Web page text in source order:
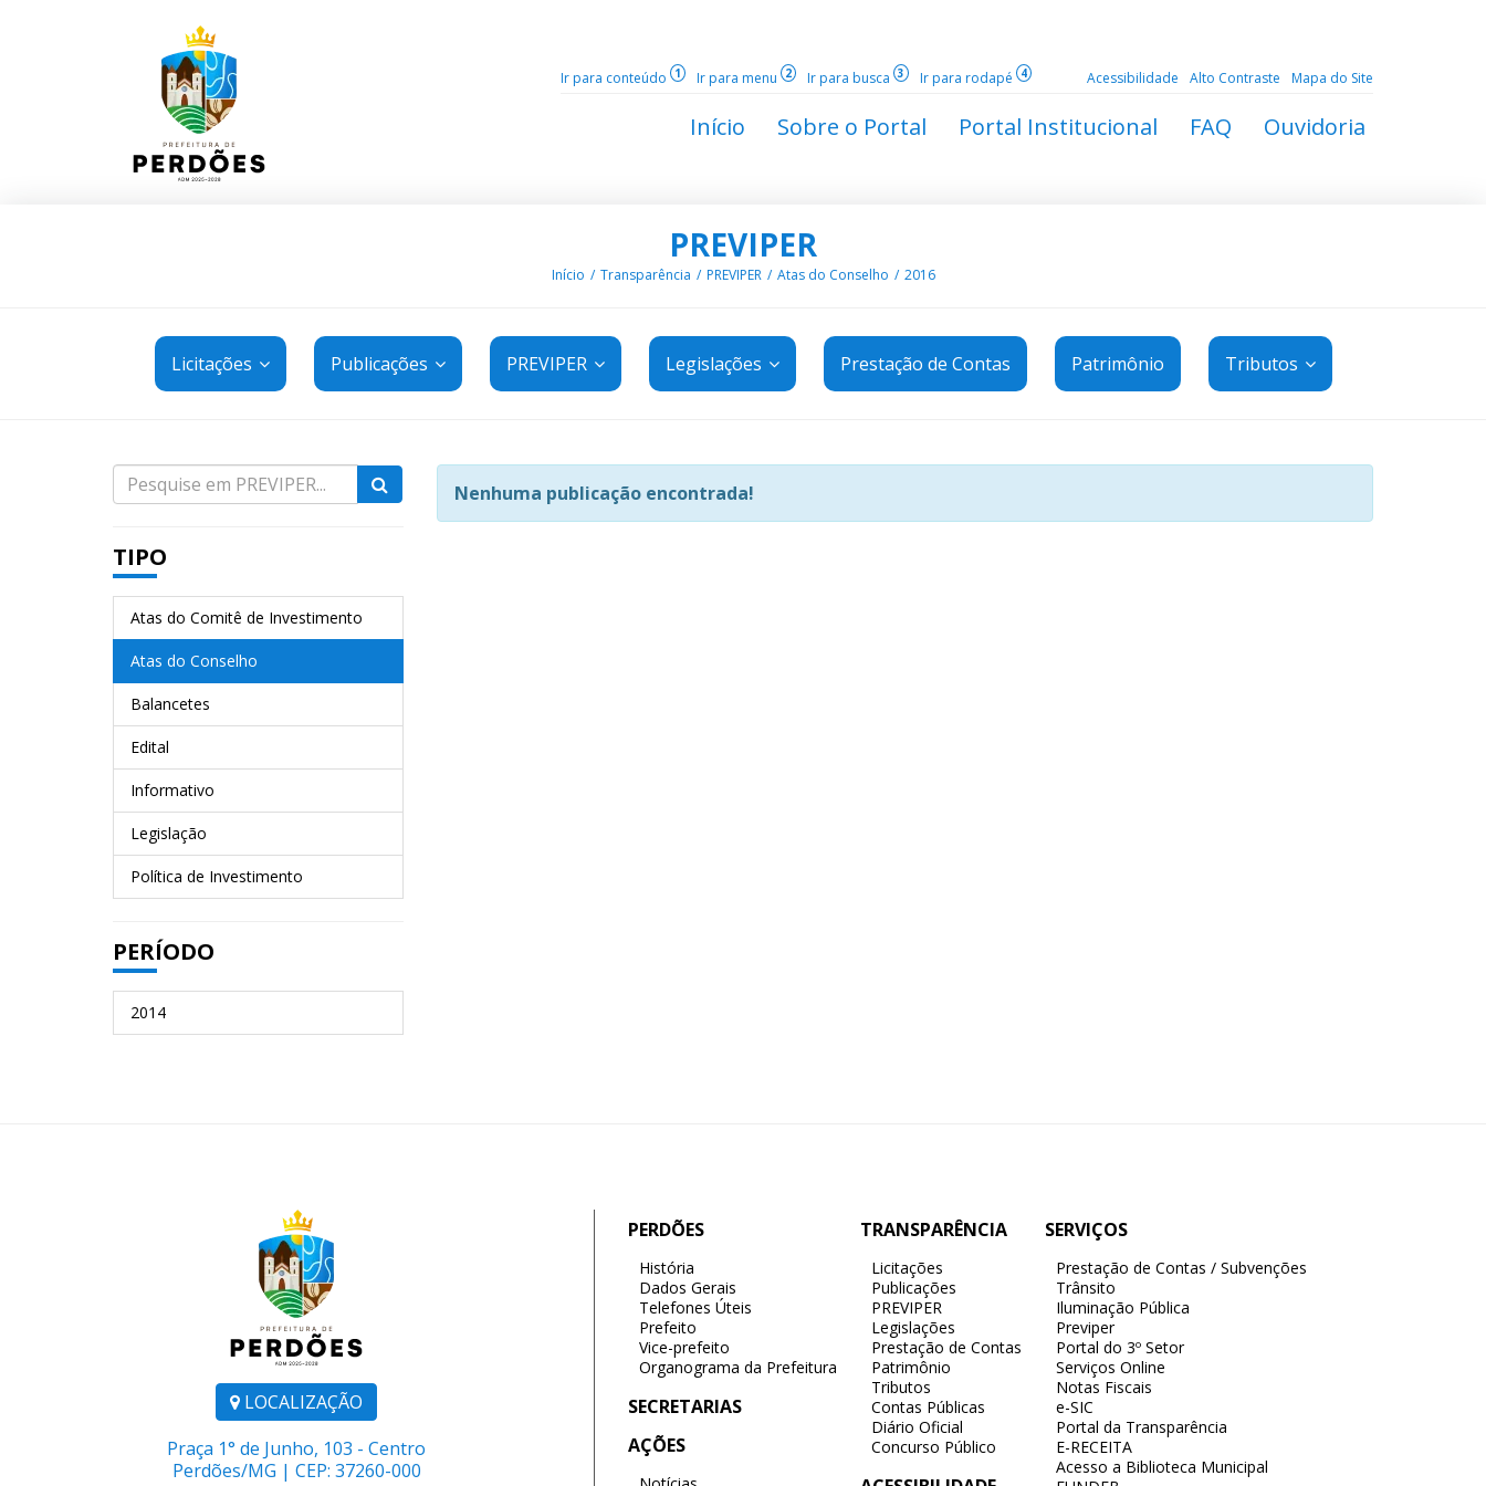
Ir para conteúdo 1 Ir para menu 2 Ir para busca 3 Ir para rodapé 4 Acessibilidade Alto Contraste Mapa do Site
Início Sobre o Portal Portal Institucional FAQ Ouvidoria
PREVIPER
Início Transparência PREVIPER Atas do Conselho 2016
Licitações Publicações PREVIPER Legislações Prestação de Contas Patrimônio Tributos
TIPO
Atas do Comitê de Investimento
Atas do Conselho
Balancetes
Edital
Informativo
Legislação
Política de Investimento
PERÍODO
2014
Nenhuma publicação encontrada!
LOCALIZAÇÃO
Praça 1° de Junho, 103 - Centro
Perdões/MG | CEP: 37260-000
PERDÕES
História
Dados Gerais
Telefones Úteis
Prefeito
Vice-prefeito
Organograma da Prefeitura
SECRETARIAS
AÇÕES
TRANSPARÊNCIA
Licitações
Publicações
PREVIPER
Legislações
Prestação de Contas
Patrimônio
Tributos
Contas Públicas
Diário Oficial
Concurso Público
SERVIÇOS
Prestação de Contas / Subvenções
Trânsito
Iluminação Pública
Previper
Portal do 3º Setor
Serviços Online
Notas Fiscais
e-SIC
Portal da Transparência
E-RECEITA
Acesso a Biblioteca Municipal